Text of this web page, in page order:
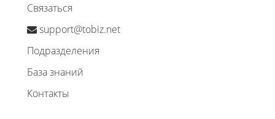
Связаться
support@tobiz.net
Подразделения
База знаний
Контакты